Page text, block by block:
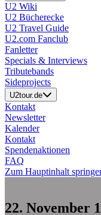
U2 Wiki
U2 Bücherecke
U2 Travel Guide
U2.com Fanclub
Fanletter
Specials & Interviews
Tributebands
Sideprojects
U2tour.de
Kontakt
Newsletter
Kalender
Kontakt
Spendenaktionen
FAQ
Zum Hauptinhalt
22. November